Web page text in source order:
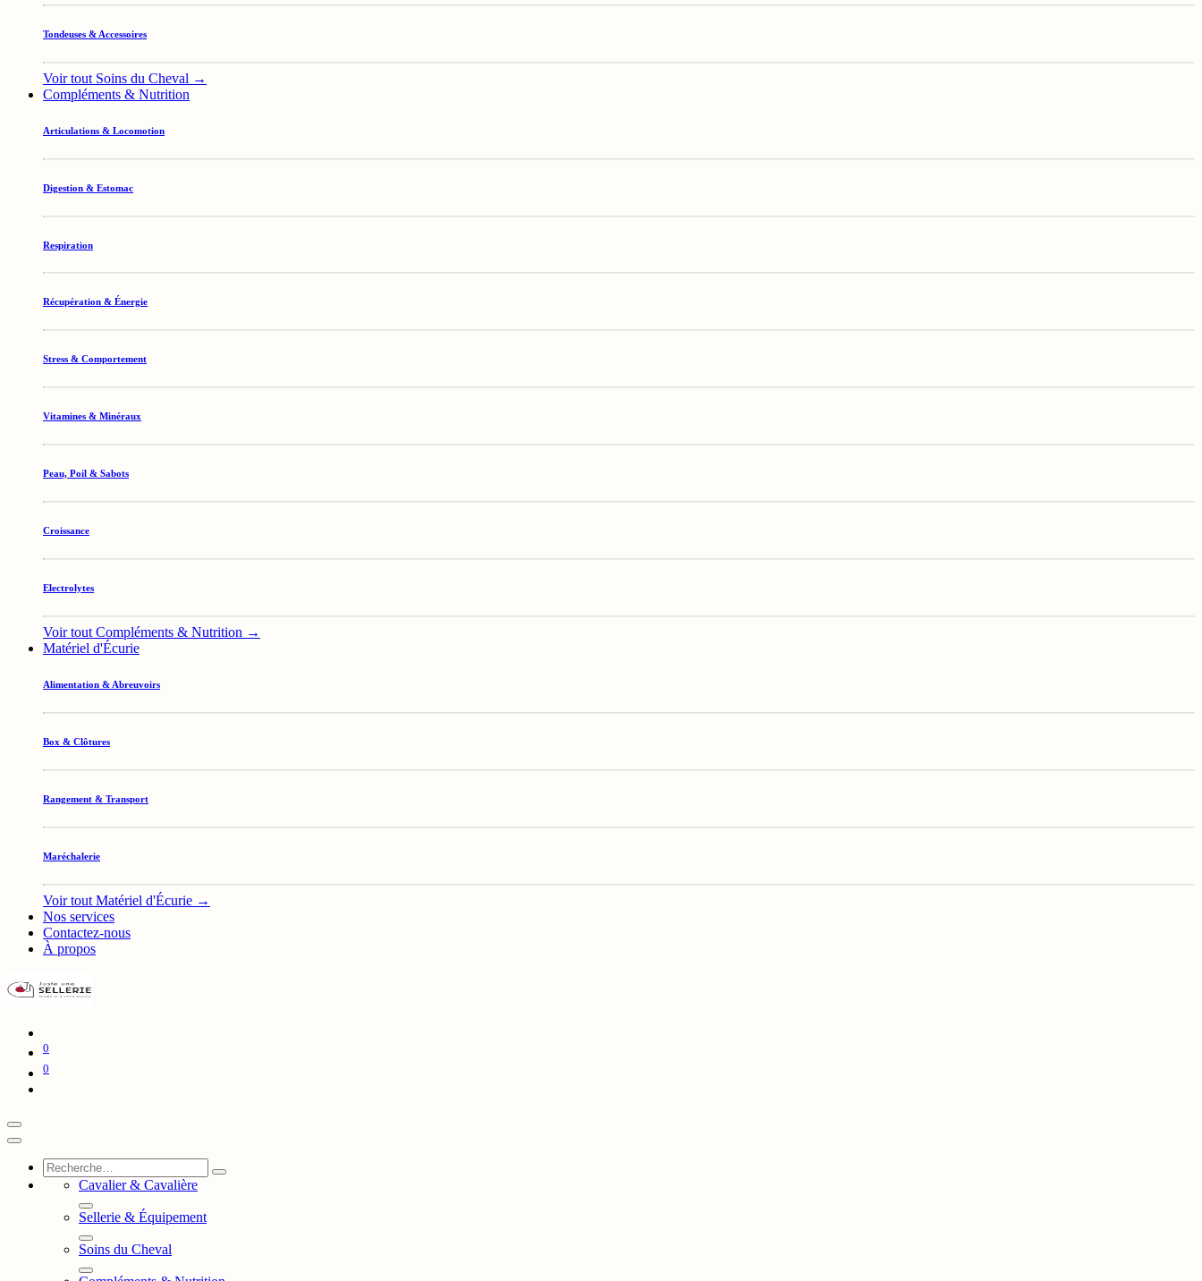
Tondeuses & Accessoires
Voir tout Soins du Cheval →
Compléments & Nutrition
Articulations & Locomotion
Digestion & Estomac
Respiration
Récupération & Énergie
Stress & Comportement
Vitamines & Minéraux
Peau, Poil & Sabots
Croissance
Electrolytes
Voir tout Compléments & Nutrition →
Matériel d'Écurie
Alimentation & Abreuvoirs
Box & Clôtures
Rangement & Transport
Maréchalerie
Voir tout Matériel d'Écurie →
Nos services
Contactez-nous
À propos
0
0
Cavalier & Cavalière
Sellerie & Équipement
Soins du Cheval